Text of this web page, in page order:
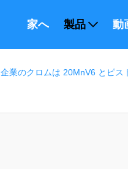
家へ 製品 動
企業のクロムは 20MnV6 とピス